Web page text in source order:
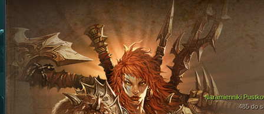
Naramienniki
485 do